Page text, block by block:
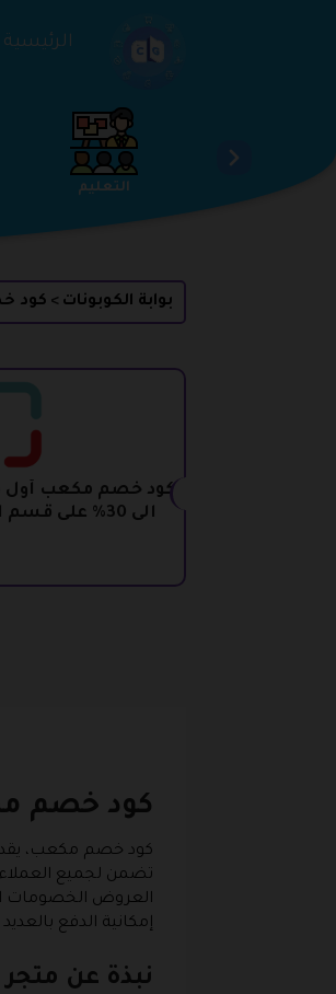
الرئيسية
الجمال والعناية الخدمات
بوابة الكوبونات > كود
كود خصم مكعب
الى 30% على قسم اكسسوارات ايفون
كود خصم
كود خصم مكعب،
تضمن لجميع العملاء
العروض الخصومات
إمكانية الدفع
نبذة عن